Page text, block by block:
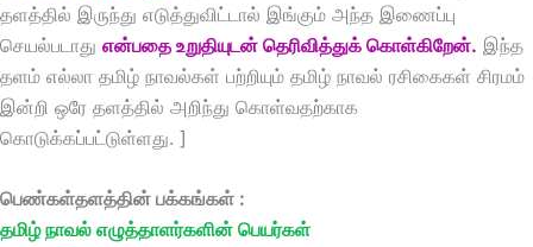
தளத்தில் இருந்து எடுத்துவிட்டால் இங்கும் அந்த இணைப்பு
செயல்படாது என்பதை உறுதியுடன் தெரிவித்துக் கொள்கிறேன். இந்த
தளம் எல்லா தமிழ் நாவல்கள் பற்றியும் தமிழ் நாவல் ரசிகைகள் சிரமம்
இன்றி ஒரே தளத்தில் அறிந்து கொள்வதற்காக
கொடுக்கப்பட்டுள்ளது. ]
பெண்கள்தளத்தின் பக்கங்கள் :
தமிழ் நாவல் எழுத்தாளர்களின் பெயர்கள்